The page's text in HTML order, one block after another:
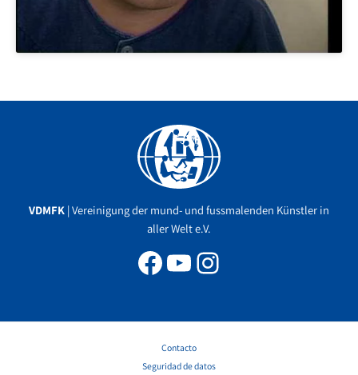
VDMFK | Vereinigung der mund- und fussmalenden Künstler in
aller Welt e.V.
Facebook
YouTube
Instagram
Contacto
Seguridad de datos